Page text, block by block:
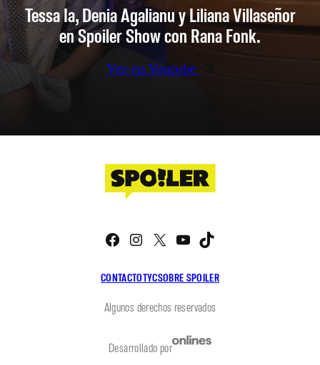
Tessa Ia, Denia Agalianu y Liliana Villaseñor
en Spoiler Show con Rana Fonk.
Ver en Youtube
CONTACTOTYCSOBRE SPOILER
Facebook
Instagram
X YouTube
Algunos derechos reservados
Desarrollado por